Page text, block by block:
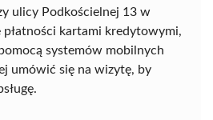
ulicy Podkościelnej 13 w
kartami kredytowymi,
systemów mobilnych
umówić się na wizytę, by